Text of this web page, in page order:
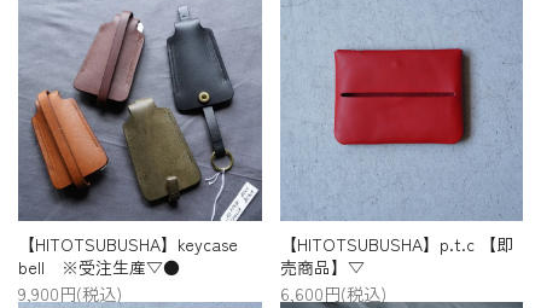
【HITOTSUBUSHA】keycase
bell ※受注生産▽●
9,900円(税込)
【HITOTSUBUSHA】p.t.c 【即
売商品】▽
6,600円(税込)